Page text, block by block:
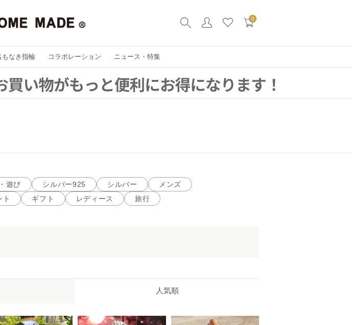
0
もなき指輪 コラボレーション ニュース・特集
遊び シルバー925 シルバー
メンズ
ト ギフト レディース 旅行
人気順